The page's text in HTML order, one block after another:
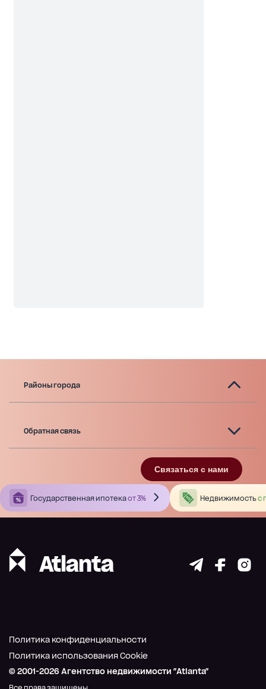
Районы города
Обратная связь
Связаться с нами
Государственная ипотекаот 3% Недвижимостьс
© 2001-2026 Агентство недвижимости "Atlanta"
Политика конфиденциальности
Политика использования Cookie